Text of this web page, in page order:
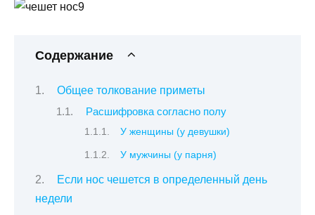
Содержание
Общее толкование приметы
Расшифровка согласно полу
У женщины (у девушки)
У мужчины (у парня)
Если нос чешется в определенный день
недели